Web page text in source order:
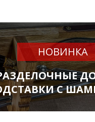
НОВИНКА
С